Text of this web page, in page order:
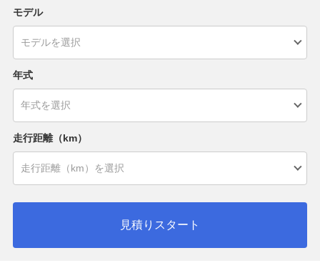
モデル
年式
走行距離（km）
見積りスタート